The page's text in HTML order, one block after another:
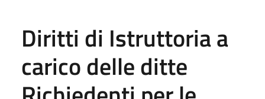
Diritti di Istruttoria a
carico delle ditte